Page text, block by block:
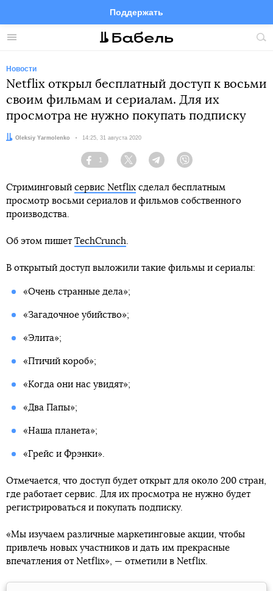
Меню
Поддержать
FacebookTelegramTwitter
Новости
Netflix открыл бесплатный доступ к восьми
своим фильмам и сериалам. Для их
просмотра не нужно покупать подписку
Автор:
Oleksiy Yarmolenko Дата:
14:25, 31 августа 2020
Facebook
1
Twitter TelegramViber
Стриминговый сервис Netflix сделал бесплатным
просмотр восьми сериалов и фильмов собственного
производства.
Об этом пишет TechCrunch.
В открытый доступ выложили такие фильмы и сериалы:
«Очень странные дела»;
«Загадочное убийство»;
«Элита»;
«Птичий короб»;
«Когда они нас увидят»;
«Два Папы»;
«Наша планета»;
«Грейс и Фрэнки».
Отмечается, что доступ будет открыт для около 200 стран,
где работает сервис. Для их просмотра не нужно будет
регистрироваться и покупать подписку.
«Мы изучаем различные маркетинговые акции, чтобы
привлечь новых участников и дать им прекрасные
впечатления от Netflix», — отметили в Netflix.